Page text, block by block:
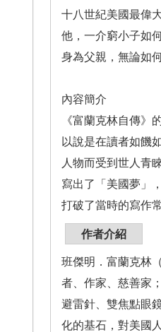
十八世紀美國最偉
他，一介窮小子如
身為父親，無論如
內容簡介
《富蘭克林自傳》
以說是在讀者如饑
人物而受到世人青
寫出了「美國夢」
打破了當時的寫作
作者介紹
班傑明．富蘭克林
者、作家、慈善家
避雷針、雙焦點眼
化的基石，對美國